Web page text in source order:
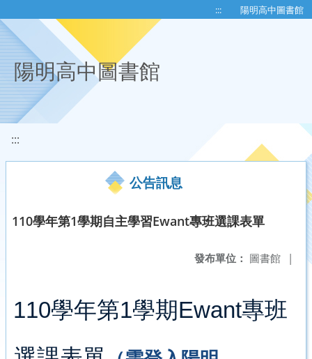
::: 陽明高中圖書館
陽明高中圖書館
:::
公告訊息
110學年第1學期自主學習Ewant專班選課表單
發布單位： 圖書館 |
110學年第1學期Ewant專班